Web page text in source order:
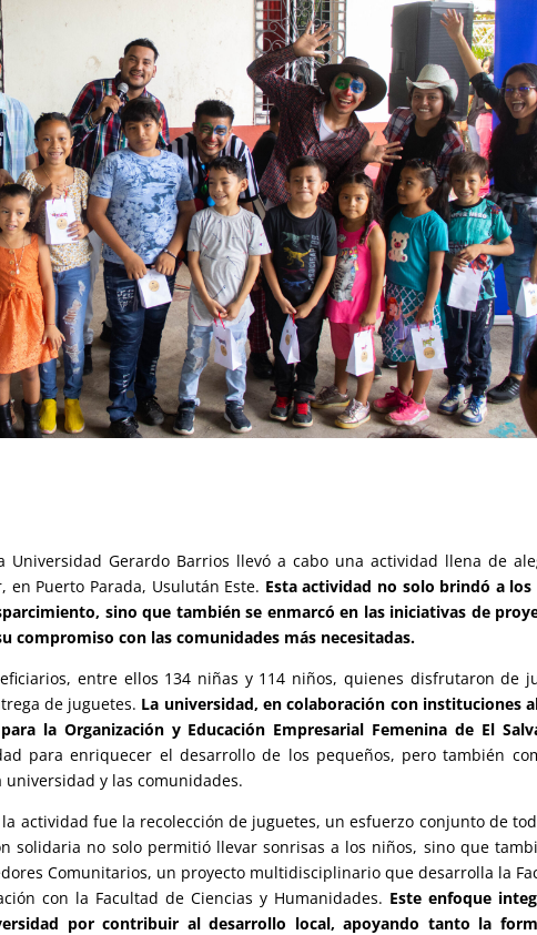
Gerardo Barrios llevó a cabo una actividad llena de
en Puerto Parada, Usulután Este. Esta actividad no solo brindó a los
sino que también se enmarcó en las iniciativas de
compromiso con las comunidades más necesitadas.
entre ellos 134 niñas y 114 niños, quienes disfrutaron de
de juguetes. La universidad, en colaboración con instituciones
la Organización y Educación Empresarial Femenina de El
para enriquecer el desarrollo de los pequeños, pero también
y las comunidades.
actividad fue la recolección de juguetes, un esfuerzo conjunto de
solidaria no solo permitió llevar sonrisas a los niños, sino que
Comunitarios, un proyecto multidisciplinario que desarrolla la
con la Facultad de Ciencias y Humanidades. Este enfoque
por contribuir al desarrollo local, apoyando tanto la